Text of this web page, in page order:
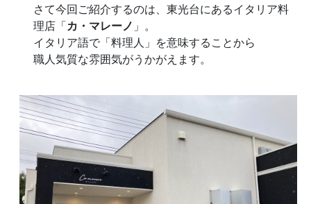
さて今回ご紹介するのは、東光台にあるイタリア料
理店「カ・マレーノ 」。
イタリア語で「料理人」を意味することから
職人気質な雰囲気がうかがえます。